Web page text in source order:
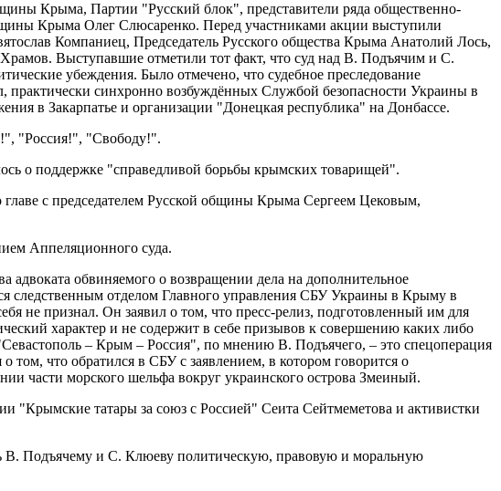
Крыма, Партии "Русский блок", представители ряда общественно-
Крыма Олег Слюсаренко. Перед участниками акции выступили
Компаниец, Председатель Русского общества Крыма Анатолий Лось,
Выступавшие отметили тот факт, что суд над В. Подъячим и С.
убеждения. Было отмечено, что судебное преследование
практически синхронно возбуждённых Службой безопасности Украины в
в Закарпатье и организации "Донецкая республика" на Донбассе.
"Россия!", "Свободу!".
о поддержке "справедливой борьбы крымских товарищей".
главе с председателем Русской общины Крыма Сергеем Цековым,
Аппеляционного суда.
адвоката обвиняемого о возвращении дела на дополнительное
следственным отделом Главного управления СБУ Украины в Крыму в
не признал. Он заявил о том, что пресс-релиз, подготовленный им для
характер и не содержит в себе призывов к совершению каких либо
– Крым – Россия", по мнению В. Подъячего, – это спецоперация
что обратился в СБУ с заявлением, в котором говорится о
части морского шельфа вокруг украинского острова Змеиный.
"Крымские татары за союз с Россией" Сеита Сейтмеметова и активистки
В. Подъячему и С. Клюеву политическую, правовую и моральную